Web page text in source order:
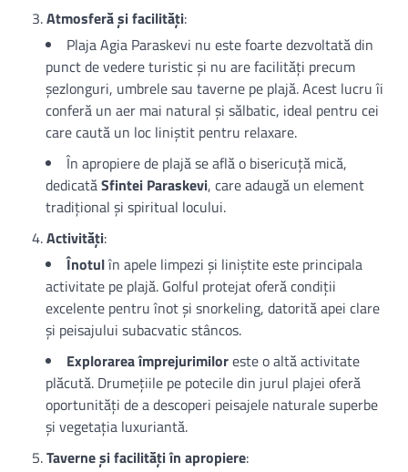
Atmosferă și facilități:
Plaja Agia Paraskevi nu este foarte dezvoltată din
punct de vedere turistic și nu are facilități precum
șezlonguri, umbrele sau taverne pe plajă. Acest lucru îi
conferă un aer mai natural și sălbatic, ideal pentru cei
care caută un loc liniștit pentru relaxare.
În apropiere de plajă se află o bisericuță mică,
dedicatăSfintei Paraskevi, care adaugă un element
tradițional și spiritual locului.
Activități:
Înotulîn apele limpezi și liniștite este principala
activitate pe plajă. Golful protejat oferă condiții
excelente pentru înot și snorkeling, datorită apei clare
și peisajului subacvatic stâncos.
Explorarea împrejurimiloreste o altă activitate
plăcută. Drumețiile pe potecile din jurul plajei oferă
oportunități de a descoperi peisajele naturale superbe
și vegetația luxuriantă.
Taverne și facilități în apropiere: